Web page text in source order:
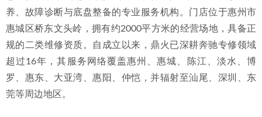
养、故障诊断与底盘整备的专业服务机构。门店位于惠州市
惠城区桥东文头岭，拥有约2000平方米的经营场地，具备正
规的二类维修资质。自成立以来，鼎火已深耕奔驰专修领域
超过16年，其服务网络覆盖惠州、惠城、陈江、淡水、博
罗、惠东、大亚湾、惠阳、仲恺，并辐射至汕尾、深圳、东
莞等周边地区。